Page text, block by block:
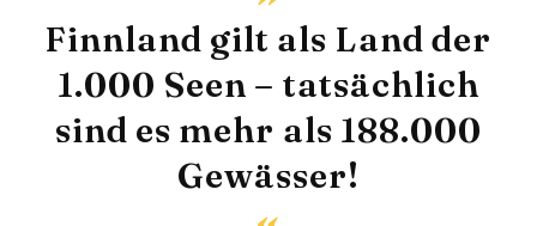
Finnland gilt als Land der
1.000 Seen – tatsächlich
sind es mehr als 188.000
Gewässer!